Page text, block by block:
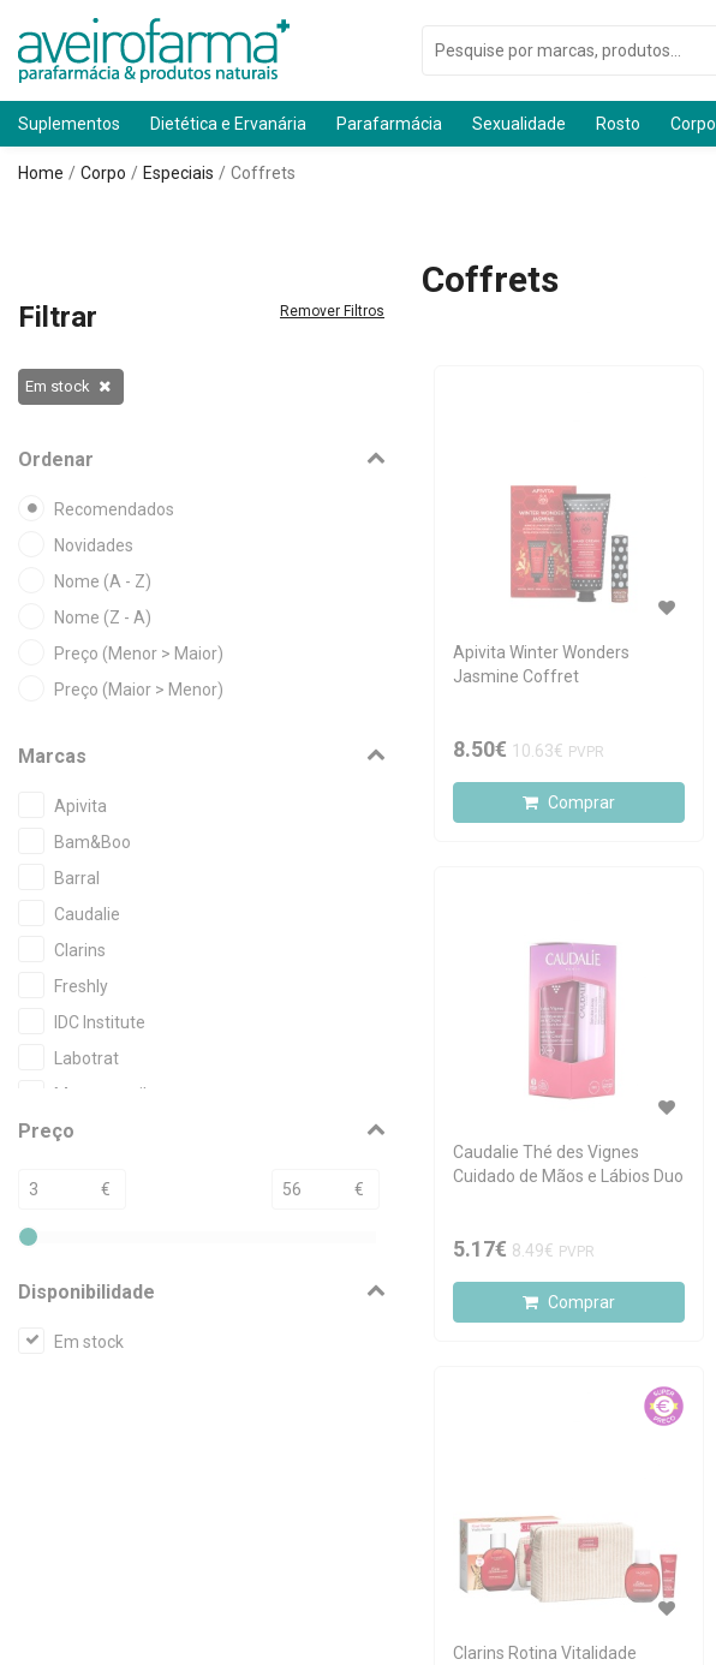
Suplementos Dietética e Ervanária Parafarmácia Sexualidade Rosto Corpo
Home Corpo Especiais Coffrets
Filtrar Remover Filtros
Em stock
Ordenar
Recomendados
Novidades
Nome (A - Z)
Nome (Z - A)
Preço (Menor > Maior)
Preço (Maior > Menor)
Marcas
Apivita
Bam&Boo
Barral
Caudalie
Clarins
Freshly
IDC Institute
Labotrat
Moroccanoil
Nivea
Preço
€ €
Disponibilidade
Em stock
Coffrets
Apivita Winter Wonders
Jasmine Coffret
8.50€ 10.63€ PVPR
Comprar
Caudalie Thé des Vignes
Cuidado de Mãos e Lábios Duo
5.17€ 8.49€ PVPR
Comprar
Clarins Rotina Vitalidade